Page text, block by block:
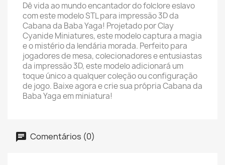
Dê vida ao mundo encantador do folclore eslavo
com este modelo STL para impressão 3D da
Cabana da Baba Yaga! Projetado por Clay
Cyanide Miniatures, este modelo captura a magia
e o mistério da lendária morada. Perfeito para
jogadores de mesa, colecionadores e entusiastas
da impressão 3D, este modelo adicionará um
toque único a qualquer coleção ou configuração
de jogo. Baixe agora e crie sua própria Cabana da
Baba Yaga em miniatura!
Comentários (0)